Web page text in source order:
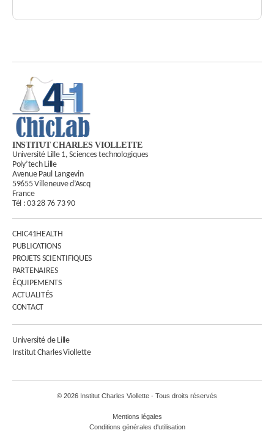
INSTITUT CHARLES VIOLLETTE
Université Lille 1, Sciences technologiques
Poly’tech Lille
Avenue Paul Langevin
59655 Villeneuve d’Ascq
France
Tél :03 28 76 73 90
CHIC41HEALTH
PUBLICATIONS
PROJETS SCIENTIFIQUES
PARTENAIRES
ÉQUIPEMENTS
ACTUALITÉS
CONTACT
Université de Lille
Institut Charles Viollette
© 2026 Institut Charles Viollette - Tous droits réservés
Mentions légales
Conditions générales d'utilisation